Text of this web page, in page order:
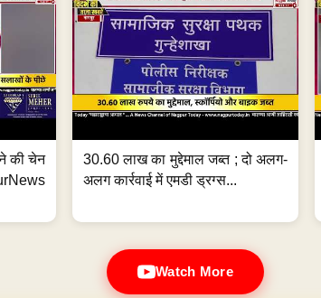
की चेन
30.60 लाख का मुद्देमाल जब्त ; दो अलग-
अलग कार्रवाई में एमडी ड्रग्स...
Watch More